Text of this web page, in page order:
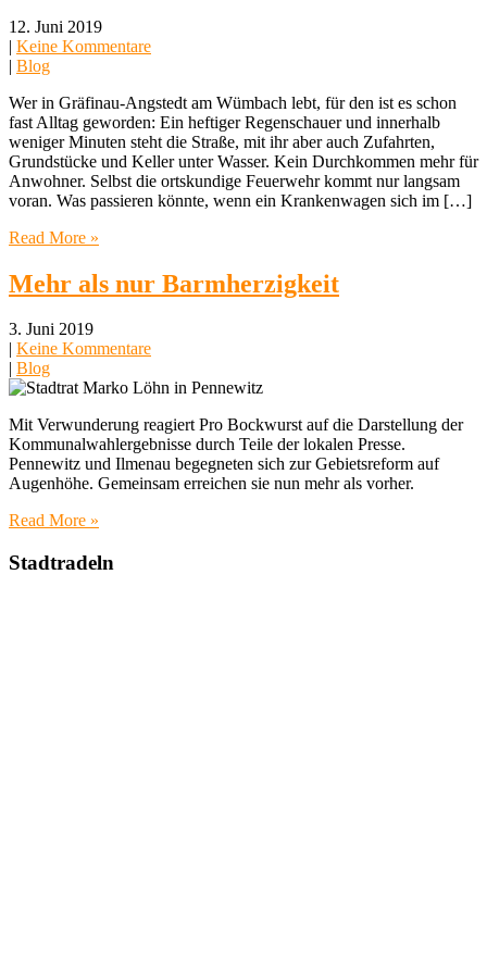
12. Juni 2019
| Keine Kommentare
| Blog
Wer in Gräfinau-Angstedt am Wümbach lebt, für den ist es schon
fast Alltag geworden: Ein heftiger Regenschauer und innerhalb
weniger Minuten steht die Straße, mit ihr aber auch Zufahrten,
Grundstücke und Keller unter Wasser. Kein Durchkommen mehr für
Anwohner. Selbst die ortskundige Feuerwehr kommt nur langsam
voran. Was passieren könnte, wenn ein Krankenwagen sich im […]
Read More »
Mehr als nur Barmherzigkeit
3. Juni 2019
Keine Kommentare
Blog
Mit Verwunderung reagiert Pro Bockwurst auf die Darstellung der
Kommunalwahlergebnisse durch Teile der lokalen Presse.
Pennewitz und Ilmenau begegneten sich zur Gebietsreform auf
Augenhöhe. Gemeinsam erreichen sie nun mehr als vorher.
Read More »
Stadtradeln